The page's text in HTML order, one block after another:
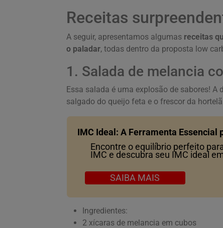
Receitas
A seguir, apresentamos algumas receitas
o paladar, todas dentro da proposta low
1. Salada de melancia
Essa salada é uma explosão de sabores!
salgado do queijo feta e o frescor da
IMC Ideal: A Ferramenta Essencial
Encontre o equilíbrio perfeito
IMC e descubra seu IMC ideal
SAIBA MAIS
Ingredientes:
2 xícaras de melancia em cubos